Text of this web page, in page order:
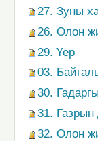
27. Зуны
26. Олон
29. Үер
03.
30.
31. Газрын
32. Олон